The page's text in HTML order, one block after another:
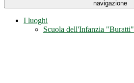
navigazione
I luoghi
Scuola dell'Infanzia "Buratti"